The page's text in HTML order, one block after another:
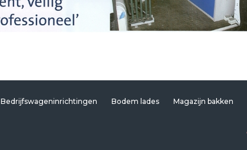
Bedrijfswageninrichtingen Bodem lades Magazijn bakken